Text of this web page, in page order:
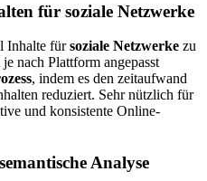
für soziale Netzwerke
Inhalte fürsoziale Netzwerke zu
nach Plattform angepasst
, indem es den zeitaufwand
reduziert. Sehr nützlich für
und konsistente Online-
Analyse